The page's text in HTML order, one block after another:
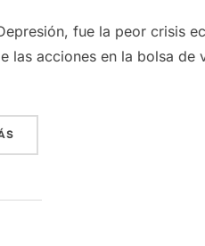
fue la peor crisis
las acciones en la bolsa de